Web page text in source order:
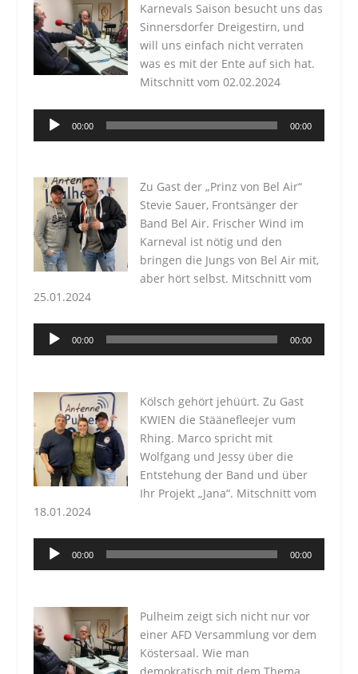
Karnevals Saison besucht uns das
Sinnersdorfer Dreigestirn, und
will uns einfach nicht verraten
was es mit der Ente auf sich hat.
Mitschnitt vom 02.02.2024
Audio-
Player
00:00 00:00
Zu Gast der „Prinz von Bel Air“
Stevie Sauer, Frontsänger der
Band Bel Air. Frischer Wind im
Karneval ist nötig und den
bringen die Jungs von Bel Air mit,
aber hört selbst. Mitschnitt vom
25.01.2024
Audio-
00:00 00:00
Kölsch gehört jehüürt. Zu Gast
KWIEN die Stäänefleejer vum
Rhing. Marco spricht mit
Wolfgang und Jessy über die
Entstehung der Band und über
Ihr Projekt „Jana“. Mitschnitt vom
18.01.2024
Audio-
00:00 00:00
Pulheim zeigt sich nicht nur vor
einer AFD Versammlung vor dem
Köstersaal. Wie man
demokratisch mit dem Thema